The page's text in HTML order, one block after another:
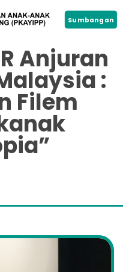
Sumbangan
Anjuran
:
Filem